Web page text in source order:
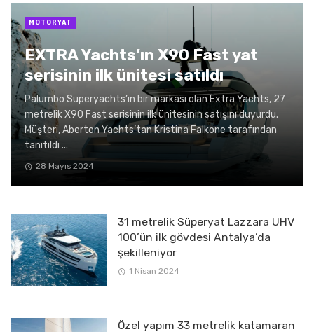
EXTRA Yachts’ın X90 Fast yat
serisinin ilk ünitesi satıldı
Palumbo Superyachts’ın bir markası olan Extra Yachts, 27
metrelik X90 Fast serisinin ilk ünitesinin satışını duyurdu.
Müşteri, Aberton Yachts’tan Kristina Falkone tarafından
tanıtıldı ...
28 Mayıs 2024
MOTORYAT
31 metrelik Süperyat Lazzara UHV
100’ün ilk gövdesi Antalya’da
şekilleniyor
1 Nisan 2024
Özel yapım 33 metrelik katamaran